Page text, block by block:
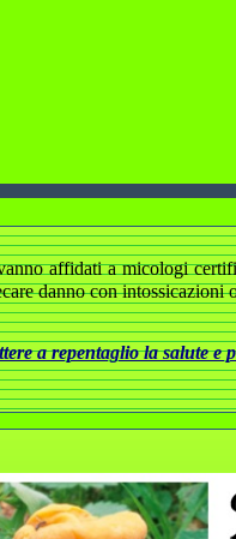
affidati a micologi
danno con intossicazioni
a repentaglio la salute e